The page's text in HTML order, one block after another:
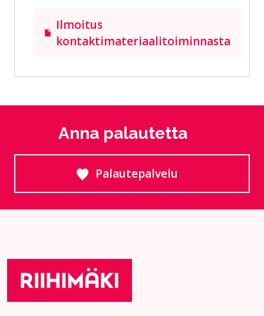
Ilmoitus
kontaktimateriaalitoiminnasta
Anna palautetta
Palautepalvelu
Siirtyy ulkoiselle